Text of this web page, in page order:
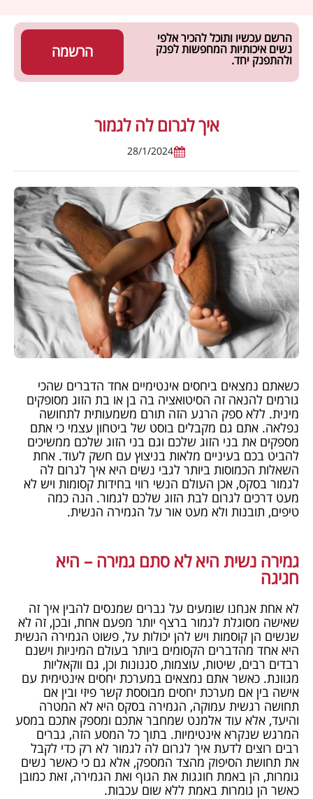
הרשמה
הרשם עכשיו ותוכל להכיר אלפי
נשים איכותיות המחפשות לפנק
ולהתפנק יחד.
איך לגרום לה לגמור
28/1/2024
כשאתם נמצאים ביחסים אינטימיים אחד הדברים שהכי
גורמים להנאה זה הסיטואציה בה בן או בת הזוג מסופקים
מינית. ללא ספק הרגע הזה תורם משמעותית לתחושה
נפלאה. אתם גם מקבלים בוסט של ביטחון עצמי כי אתם
מספקים את בני הזוג שלכם וגם בני הזוג שלכם ממשיכים
להביט בכם בעיניים מלאות בניצוץ עם חשק לעוד. אחת
השאלות הכמוסות ביותר לגבי נשים היא איך לגרום לה
לגמור בסקס, אכן העולם הנשי רווי בחידות קסומות ויש לא
מעט דרכים לגרום לבת הזוג שלכם לגמור. הנה כמה
טיפים, תובנות ולא מעט אור על הגמירה הנשית.
גמירה נשית היא לא סתם גמירה – היא
חגיגה
לא אחת אנחנו שומעים על גברים שמנסים להבין איך זה
שאישה מסוגלת לגמור ברצף יותר מפעם אחת, ובכן, זה לא
שנשים הן קוסמות ויש להן יכולות על, פשוט הגמירה הנשית
היא אחד מהדברים הקסומים ביותר בעולם המיניות וישנם
רבדים רבים, שיטות, עוצמות, סגנונות וכן, גם ווקאליות
מגוונת. כאשר אתם נמצאים במערכת יחסים אינטימית עם
אישה בין אם מערכת יחסים מבוססת קשר פיזי ובין אם
תחושה רגשית עמוקה, הגמירה בסקס היא לא המטרה
והיעד, אלא עוד אלמנט שמחבר אתכם ומספק אתכם במסע
המרגש שנקרא אינטימיות. בתוך כל המסע הזה, גברים
רבים רוצים לדעת איך לגרום לה לגמור לא רק כדי לקבל
את תחושת הסיפוק מהצד המספק, אלא גם כי כאשר נשים
גומרות, הן באמת חוגגות את הגוף ואת הגמירה, זאת כמובן
כאשר הן גומרות באמת ללא שום עכבות.